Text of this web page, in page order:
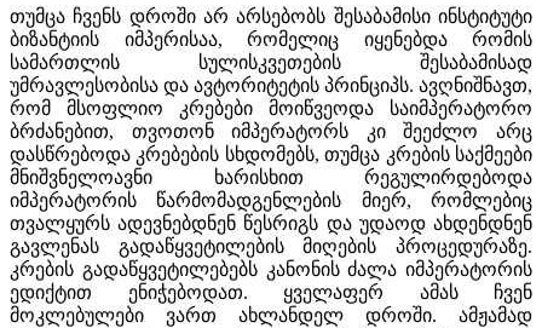
თუმცა ჩვენს დროში არ არსებობს შესაბამისი ინსტიტუტი
ბიზანტიის იმპერისაა, რომელიც იყენებდა რომის
სამართლის სულისკვეთების შესაბამისად
უმრავლესობისა და ავტორიტეტის პრინციპს. ავღნიშნავთ,
რომ მსოფლიო კრებები მოიწვეოდა საიმპერატორო
ბრძანებით, თვოთონ იმპერატორს კი შეეძლო არც
დასწრებოდა კრებების სხდომებს, თუმცა კრების საქმეები
მნიშვნელოავნი ხარისხით რეგულირდებოდა
იმპერატორის წარმომადგენლების მიერ, რომლებიც
თვალყურს ადევნებდნენ წესრიგს და უდაოდ ახდენდნენ
გავლენას გადაწყვეტილების მიღების პროცედურაზე.
კრების გადაწყვეტილებებს კანონის ძალა იმპერატორის
ედიქტით ენიჭებოდათ. ყველაფერ ამას ჩვენ
მოკლებულები ვართ ახლანდელ დროში. ამჟამად